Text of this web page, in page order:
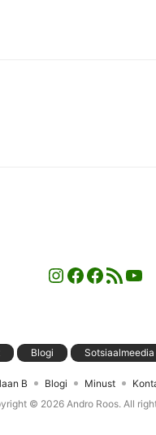
Instagram
Facebook
RSS-voog
Blogi Sotsiaalmeedia
B Blogi Minust
© 2026 Andro Roos. All